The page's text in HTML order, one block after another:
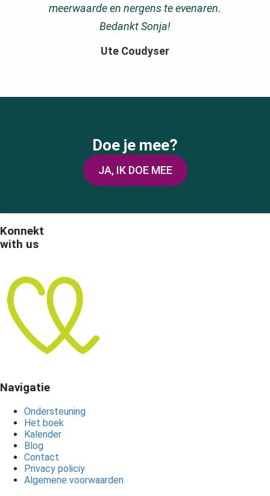
meerwaarde en nergens te evenaren.
Bedankt Sonja!
Ute Coudyser
Doe je mee?
JA, IK DOE MEE
Konnekt
with us
Navigatie
Ondersteuning
Het boek
Kalender
Blog
Contact
Privacy policiy
Algemene voorwaarden